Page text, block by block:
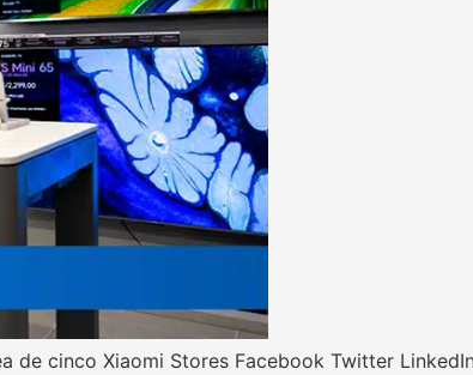
cinco Xiaomi Stores Facebook Twitter